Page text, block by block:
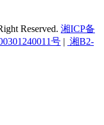
Reserved. 湘ICP备
号 | 湘B2-